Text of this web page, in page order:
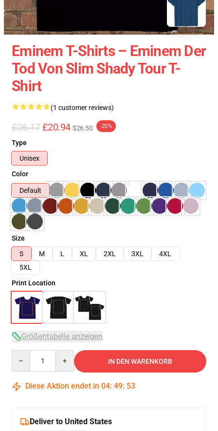
Eminem T-Shirts – Eminem Der
Tod Von Slim Shady Tour T-
Shirt
(1 customer reviews)
£26.17 £20.94 $26.50 -20%
Type
Unisex
Color
Default
Size
S
M L XL 2XL 3XL
4XL
5XL
Print Location
Größentabelle anzeigen
IN DEN WARENKORB
Diese Aktion endet in 04: 49: 52
Deliver to United States